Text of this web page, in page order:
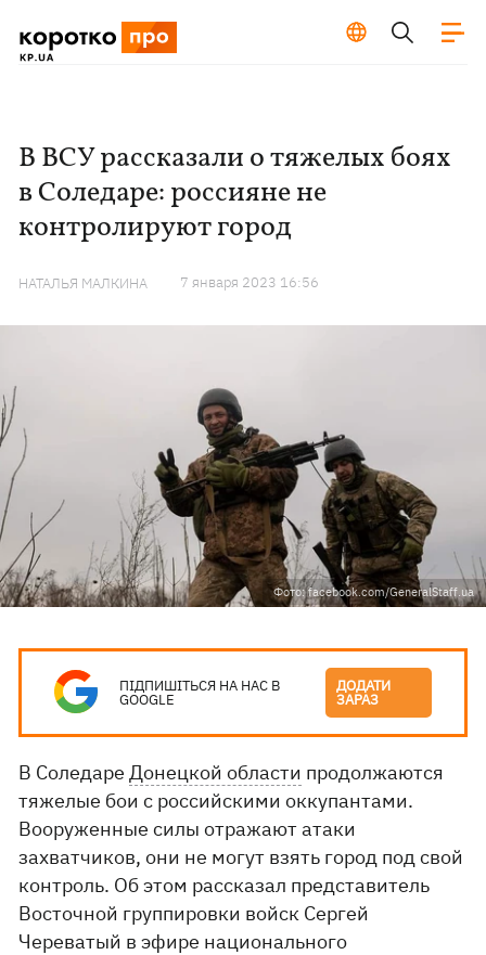
В ВСУ рассказали о тяжелых боях
в Соледаре: россияне не
контролируют город
НАТАЛЬЯ МАЛКИНА 7 января 2023 16:56
Фото: facebook.com/GeneralStaff.ua
ПІДПИШІТЬСЯ НА НАС В
GOOGLE
ДОДАТИ
ЗАРАЗ
В СоледареДонецкой области продолжаются
тяжелые бои с российскими оккупантами.
Вооруженные силы отражают атаки
захватчиков, они не могут взять город под свой
контроль. Об этом рассказал представитель
Восточной группировки войск Сергей
Череватый в эфире национального